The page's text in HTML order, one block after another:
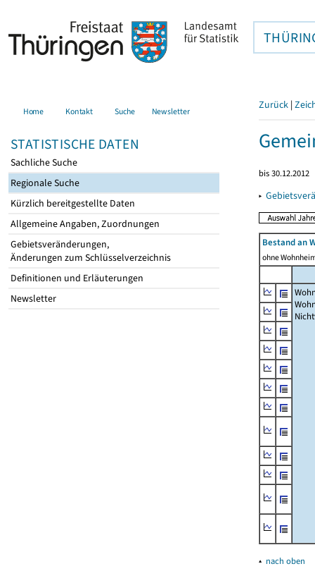
Home Kontakt Suche Newsletter
STATISTISCHE DATEN
Sachliche Suche
Regionale Suche
Kürzlich bereitgestellte Daten
Allgemeine Angaben, Zuordnungen
Gebietsveränderungen,
Änderungen zum Schlüsselverzeichnis
Definitionen und Erläuterungen
Newsletter
Zurück |
bis 30.12.2012
▸
Bestand an
ohne
▴ nach oben